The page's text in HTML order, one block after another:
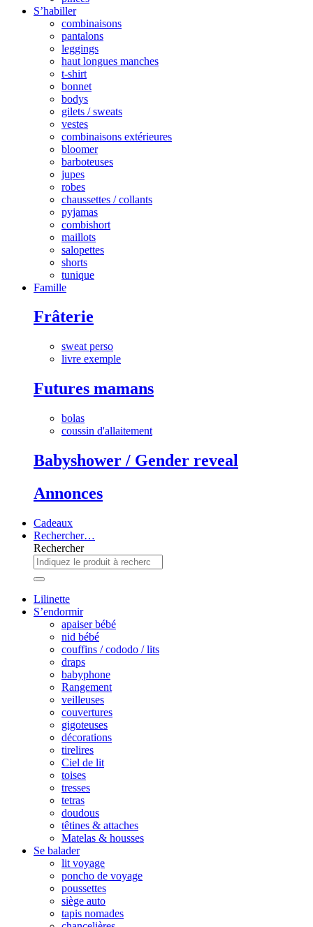
S’habiller
combinaisons
pantalons
leggings
haut longues manches
t-shirt
bonnet
bodys
gilets / sweats
vestes
combinaisons extérieures
bloomer
barboteuses
jupes
robes
chaussettes / collants
pyjamas
combishort
maillots
salopettes
shorts
tunique
Famille
Frâterie
sweat perso
livre exemple
Futures mamans
bolas
coussin d'allaitement
Babyshower / Gender reveal
Annonces
Cadeaux
Rechercher…
Rechercher
Lilinette
S’endormir
apaiser bébé
nid bébé
couffins / cododo / lits
draps
babyphone
Rangement
veilleuses
couvertures
gigoteuses
décorations
tirelires
Ciel de lit
toises
tresses
tetras
doudous
têtines & attaches
Matelas & housses
Se balader
lit voyage
poncho de voyage
poussettes
siège auto
tapis nomades